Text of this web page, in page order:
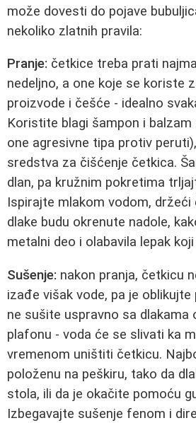
može dovesti do pojave
nekoliko zlatnih pravila:
Pranje: četkice treba prati
nedeljno, a one koje se koriste
proizvode i češće - idealno
Koristite blagi šampon i balzam
one agresivne tipa protiv
sredstva za čišćenje četkica.
dlan, pa kružnim pokretima
Ispirajte mlakom vodom,
dlake budu okrenute nadole,
metalni deo i olabavila lepak
Sušenje: nakon pranja, četkicu
izađe višak vode, pa je
ne sušite uspravno sa dlakama
plafonu - voda će se slivati ka
vremenom uništiti četkicu.
položenu na peškiru, tako da
stola, ili da je okačite pomoću
Izbegavajte sušenje fenom i